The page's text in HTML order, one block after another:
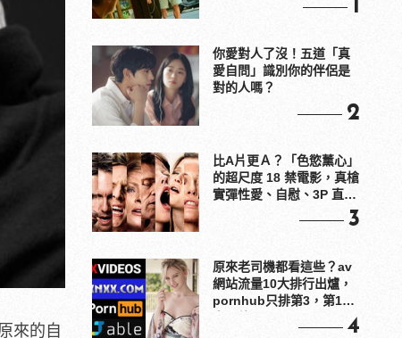
來的自
1
你愛對人了沒！五道「真
愛自問」識別你的伴侶是
對的人嗎？
2
比A片更Ａ？「色慾薰心」
的超尺度 18 禁電影，真槍
實彈性愛、自慰、3P 直接
3
原來老司機都看這些？av
網站流量10大排行出爐，
pornhub只排第3，第1名
4